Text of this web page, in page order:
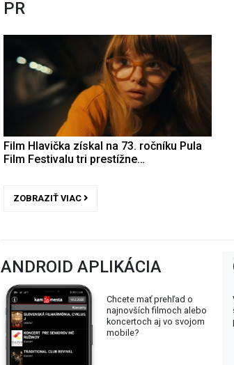
PR
Film Hlavička získal na 73. ročníku Pula
Film Festivalu tri prestížne…
ZOBRAZIŤ VIAC
ANDROID APLIKÁCIA
Chcete mať prehľad o
najnovších filmoch alebo
koncertoch aj vo svojom
mobile?